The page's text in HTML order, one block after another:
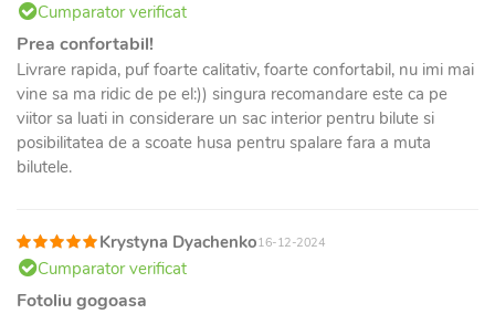
Cumparator verificat
Prea confortabil!
Livrare rapida, puf foarte calitativ, foarte confortabil, nu imi mai
vine sa ma ridic de pe el:)) singura recomandare este ca pe
viitor sa luati in considerare un sac interior pentru bilute si
posibilitatea de a scoate husa pentru spalare fara a muta
bilutele.
Krystyna Dyachenko16-12-2024
Cumparator verificat
Fotoliu gogoasa